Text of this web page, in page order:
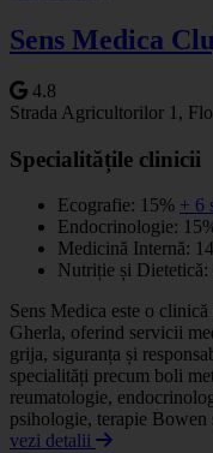
Sens Medica
4.8
Strada Agricultorilor 1,
Specialitățile clinicii
Ecografie: 15% + 6
Endocrinologie:
Medicină Internă:
Nutriție și Dietetică:
Sens Medica este o
Gherla, oferind servicii
grija, siguranța și
specialități precum boli
reumatologie,
psihologie, terapie
vezi detalii